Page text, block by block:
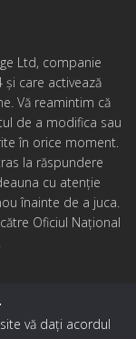
Ltd, companie
și care activează
Vă reamintim că
de a modifica sau
în orice moment.
la răspundere
cu atenție
înainte de a juca.
Oficiul Național
vă dați acordul